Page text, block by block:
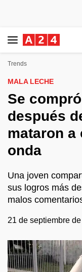
Trends
MALA LECHE
Se
después
mataron a
onda
Una joven
sus logros más
malos
21 de septiembre